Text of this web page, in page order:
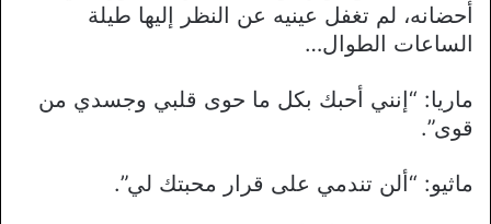
أحضانه، لم تغفل عينيه عن النظر إليها طيلة
الساعات الطوال…
ماريا: “إنني أحبك بكل ما حوى قلبي وجسدي من
قوى”.
ماثيو: “ألن تندمي على قرار محبتك لي”.